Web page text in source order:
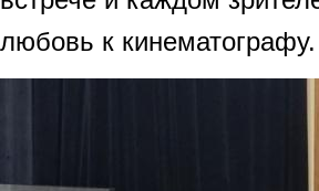
любовь к кинематографу.